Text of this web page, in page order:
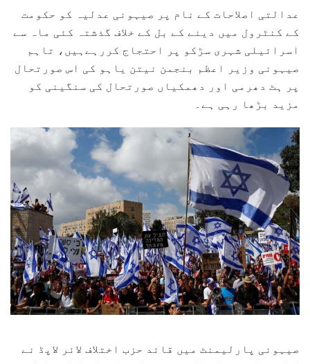
عدالتی اصلاحات کے نام پر صیہونی عدلیہ کو حکومت
کے کنٹرول میں دینے کے بل کے خلاف گذشتہ کئی ماہ سے
اسرائیلی شہری سڑکو پر احتجاج کررہےہیں، تاہم
صیہونی وزیر اعظم بنجمن نیتن یاہو کی اس صورتحال
پر ہٹ دھرمی اور دھمکیاں صورتحال کی سنگینی کو
مزید بڑھا رہی ہے۔
صیہونی پارلیمنٹ میں قائد حزب اختلاف لائر لاپڈ نے